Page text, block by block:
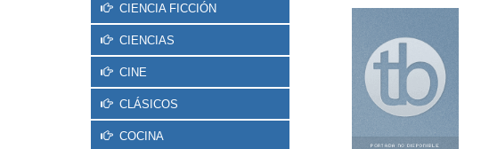
CIENCIA FICCIÓN
CIENCIAS
CINE
CLÁSICOS
COCINA